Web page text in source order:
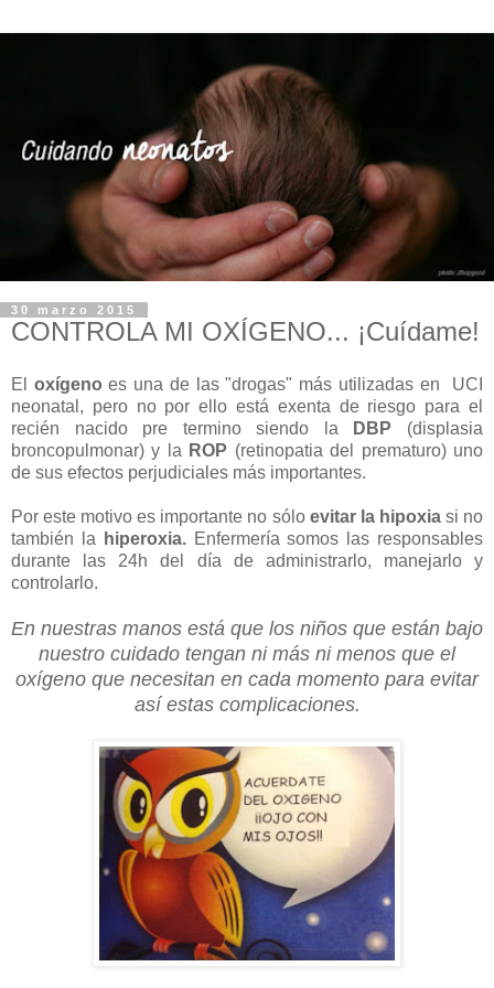
30 marzo 2015
CONTROLA MI OXÍGENO... ¡Cuídame!
El oxígeno es una de las "drogas" más utilizadas en UCI
neonatal, pero no por ello está exenta de riesgo para el
recién nacido pre termino siendo la DBP (displasia
broncopulmonar) y la ROP (retinopatia del prematuro) uno
de sus efectos perjudiciales más importantes.
Por este motivo es importante no sóloevitar la hipoxiasi no
también la
hiperoxia. Enfermería somos las responsables
durante las 24h del día de administrarlo, manejarlo y
controlarlo.
En nuestras manos está que los niños que están bajo
nuestro cuidado tengan ni más ni menos que el
oxígeno que necesitan en cada momento para evitar
así estas complicaciones.